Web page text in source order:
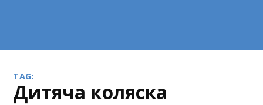
TAG:
дитяча коляска